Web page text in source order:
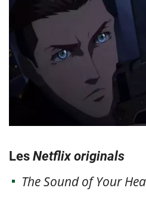
Les Netflix originals
The Sound of Your